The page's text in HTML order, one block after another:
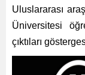
Uluslararası
Üniversitesi
çıktıları